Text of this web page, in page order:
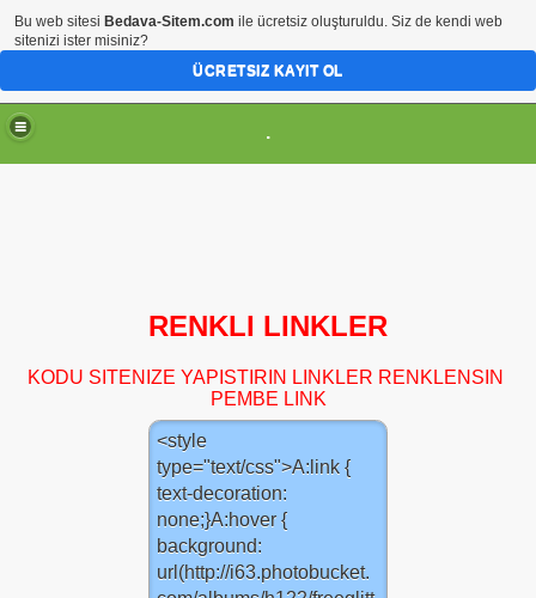
.
RENKLI LINKLER
KODU SITENIZE YAPISTIRIN LINKLER RENKLENSIN
PEMBE LINK
Bu web sitesi Bedava-Sitem.com ile ücretsiz oluşturuldu. Siz de kendi web
sitenizi ister misiniz?
ÜCRETSIZ KAYIT OL